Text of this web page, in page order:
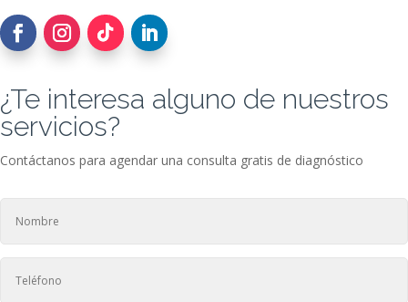
¿Te interesa alguno de nuestros
servicios?
Contáctanos para agendar una consulta gratis de diagnóstico